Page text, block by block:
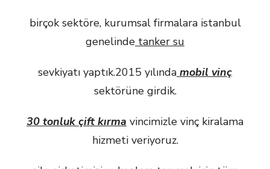
birçok sektöre, kurumsal firmalara istanbul
genelinde tanker su
sevkiyatı yaptık.2015 yılında mobil vinç
sektörüne girdik.
30 tonluk çift kırma vincimizle vinç kiralama
hizmeti veriyoruz.